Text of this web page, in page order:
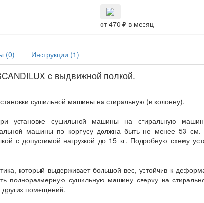
от 470 ₽ в месяц
(0) Инструкции (1)
c выдвижной полкой.
сушильной машины на стиральную (в колонну).
установке сушильной машины на стиральную
машины по корпусу должна быть не менее 53 см.
с допустимой нагрузкой до 15 кг. Подробную схему
который выдерживает большой вес, устойчив к
полноразмерную сушильную машину сверху на
других помещений.